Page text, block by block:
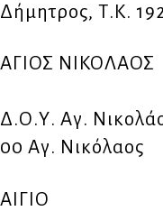
Δήμητρος, Τ.Κ.
ΑΓΙΟΣ ΝΙΚΟΛΑΟΣ
Δ.Ο.Υ. Αγ.
00 Αγ. Νικόλαος
ΑΙΓΙΟ